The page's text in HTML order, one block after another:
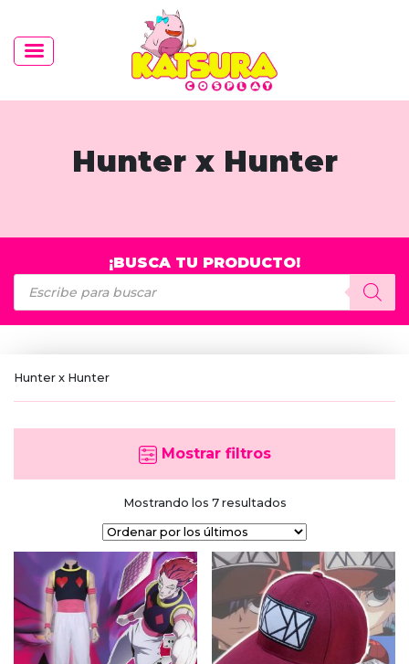
Hunter x Hunter
¡BUSCA TU PRODUCTO!
Búsqueda
de
productos
Hunter x Hunter
Mostrar filtros
Mostrando los 7 resultadosOrdenado
los
últimos